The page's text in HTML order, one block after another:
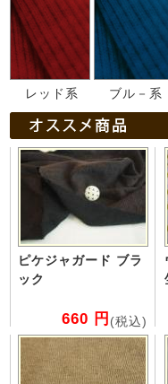
レッド系 ブル－系
ピケジャガード ブラ
ック
660 円 (税込)